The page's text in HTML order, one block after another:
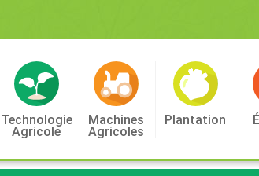
Technologie
Agricole
Machines
Agricoles
Plantation